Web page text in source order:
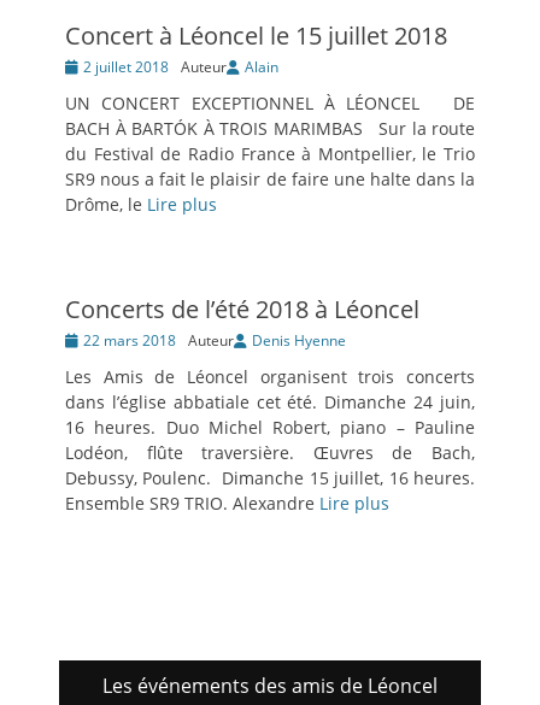
Concert à Léoncel le 15 juillet 2018
Posté2 juillet 2018 Auteur Alain
UN CONCERT EXCEPTIONNEL À LÉONCEL DE
BACH À BARTÓK À TROIS MARIMBAS Sur la route
du Festival de Radio France à Montpellier, le Trio
SR9 nous a fait le plaisir de faire une halte dans la
Drôme, le Lire plus
Concerts de l’été 2018 à Léoncel
Posté22 mars 2018 Auteur Denis Hyenne
Les Amis de Léoncel organisent trois concerts
dans l’église abbatiale cet été. Dimanche 24 juin,
16 heures. Duo Michel Robert, piano – Pauline
Lodéon, flûte traversière. Œuvres de Bach,
Debussy, Poulenc. Dimanche 15 juillet, 16 heures.
Ensemble SR9 TRIO. Alexandre Lire plus
Les événements des amis de Léoncel